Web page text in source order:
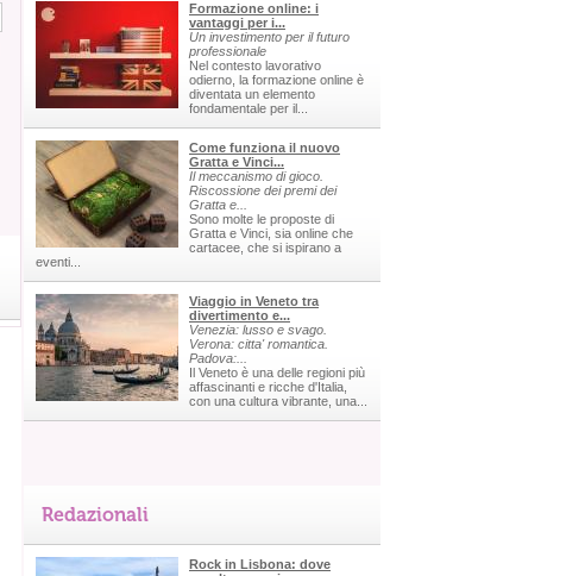
Formazione online: i
vantaggi per i...
Un investimento per il futuro
professionale
Nel contesto lavorativo
odierno, la formazione online è
diventata un elemento
fondamentale per il...
Come funziona il nuovo
Gratta e Vinci...
Il meccanismo di gioco.
Riscossione dei premi dei
Gratta e...
Sono molte le proposte di
Gratta e Vinci, sia online che
cartacee, che si ispirano a
eventi...
Viaggio in Veneto tra
divertimento e...
Venezia: lusso e svago.
Verona: citta' romantica.
Padova:...
Il Veneto è una delle regioni più
affascinanti e ricche d'Italia,
con una cultura vibrante, una...
Redazionali
Rock in Lisbona: dove